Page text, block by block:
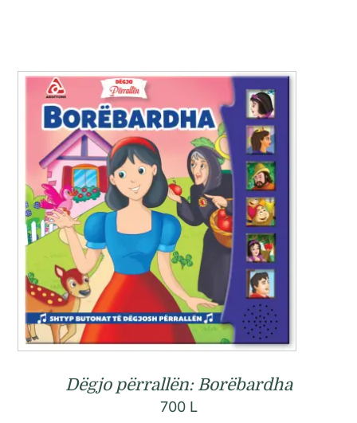
Dëgjo përrallën: Borëbardha
700 L